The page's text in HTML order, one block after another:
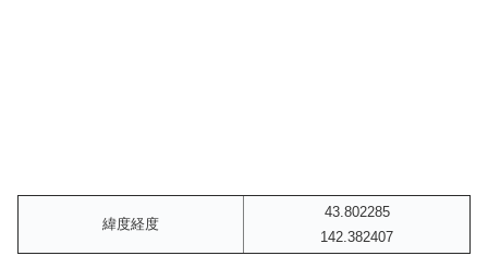
緯度経度
43.802285
142.382407